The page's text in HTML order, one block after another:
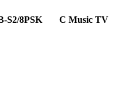
S2/8PSK
C Music TV